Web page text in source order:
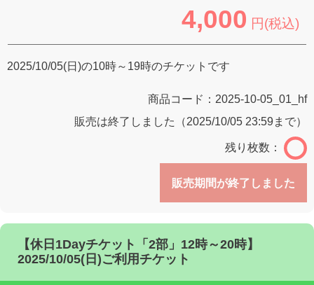
4,000 円(税込)
2025/10/05(日)の10時～19時のチケットです
商品コード： 2025-10-05_01_hf
販売は終了しました（2025/10/05 23:59まで）
残り枚数：
販売期間が終了しました
【休日1Dayチケット「2部」12時～20時】
2025/10/05(日)ご利用チケット